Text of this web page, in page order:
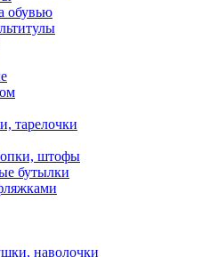
обувью
тарелочки
штофы
бутылки
наволочки